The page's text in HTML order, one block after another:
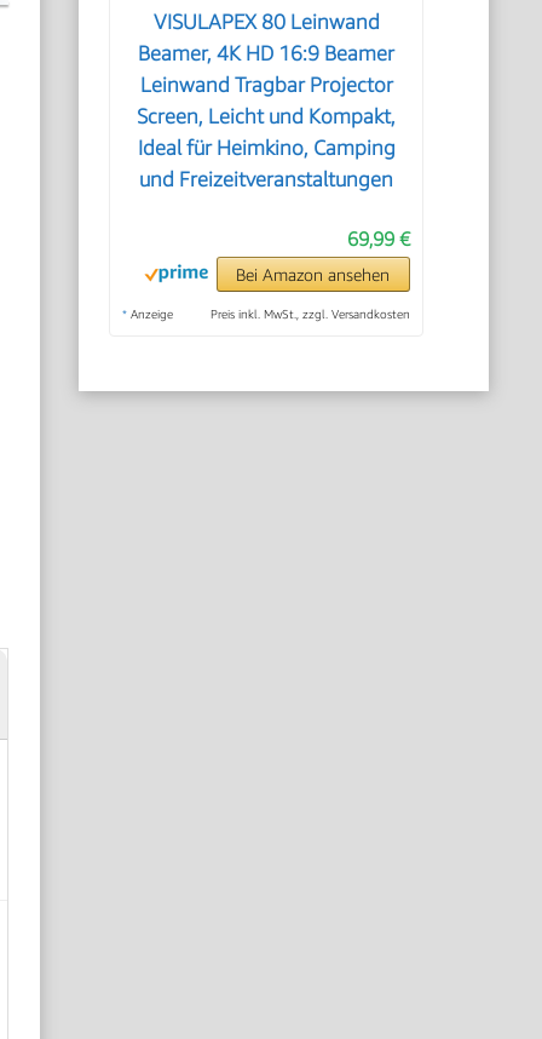
VISULAPEX 80 Leinwand
Beamer, 4K HD 16:9 Beamer
Leinwand Tragbar Projector
Screen, Leicht und Kompakt,
Ideal für Heimkino, Camping
und Freizeitveranstaltungen
69,99 €
Bei Amazon ansehen
* Anzeige Preis inkl. MwSt., zzgl. Versandkosten